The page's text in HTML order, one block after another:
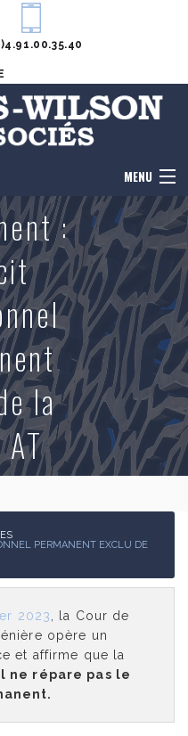
MENU
:
la
PERMANENT EXCLU DE
2023
, la Cour de
opère un
et affirme que la
ne répare pas le